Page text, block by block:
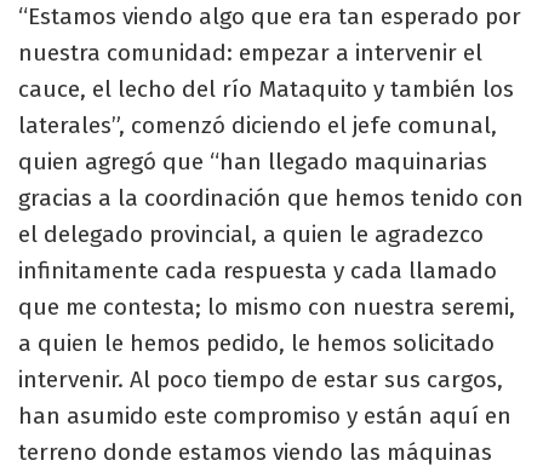
“Estamos viendo algo que era tan esperado por
nuestra comunidad: empezar a intervenir el
cauce, el lecho del río Mataquito y también los
laterales”, comenzó diciendo el jefe comunal,
quien agregó que “han llegado maquinarias
gracias a la coordinación que hemos tenido con
el delegado provincial, a quien le agradezco
infinitamente cada respuesta y cada llamado
que me contesta; lo mismo con nuestra seremi,
a quien le hemos pedido, le hemos solicitado
intervenir. Al poco tiempo de estar sus cargos,
han asumido este compromiso y están aquí en
terreno donde estamos viendo las máquinas